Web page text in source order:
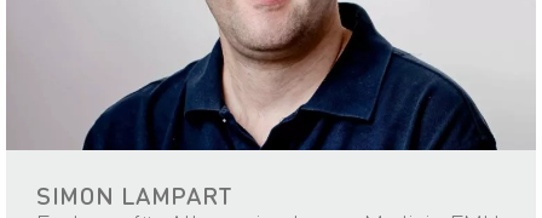
SIMON LAMPART